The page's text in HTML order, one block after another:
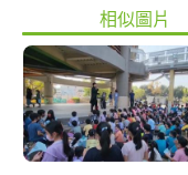
山丞格幼兒園 新莊奧
亮教育 表演經歷： 林口國賓昕境廣場演出。 林口Outlet演出。 世
大運林口運動公園迎賓
醒吾高中愛校園遊會演
泉校外演出表演。 板橋
愛聯福活動中心表演。
樂成果發表會。 音樂
相似圖片